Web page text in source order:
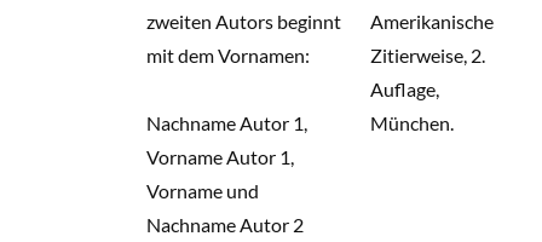
zweiten Autors beginnt
mit dem Vornamen:
Nachname Autor 1,
Vorname Autor 1,
Vorname und
Nachname Autor 2
Amerikanische
Zitierweise, 2.
Auflage,
München.